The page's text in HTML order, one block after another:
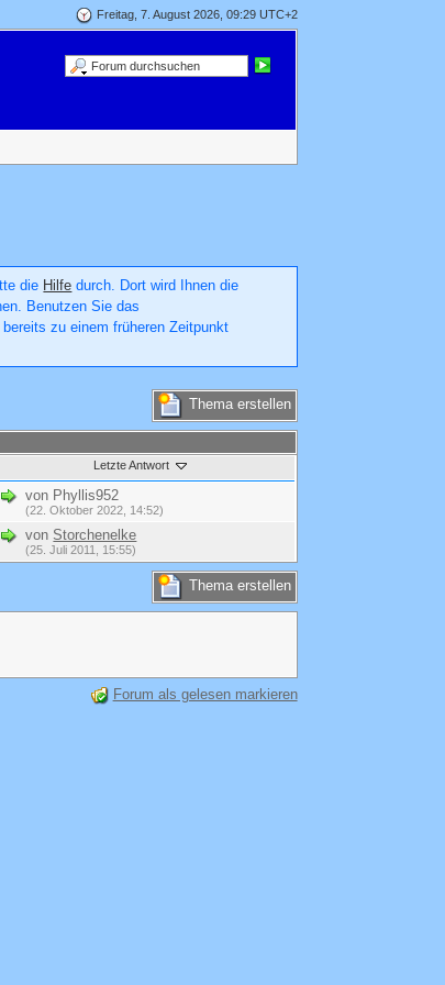
Freitag, 7. August 2026, 09:29 UTC+2
die Hilfe durch. Dort wird Ihnen die
Benutzen Sie das
zu einem früheren Zeitpunkt
Thema erstellen
Letzte Antwort
von Phyllis952
(22. Oktober 2022, 14:52)
von Storchenelke
(25. Juli 2011, 15:55)
Thema erstellen
Forum als gelesen markieren